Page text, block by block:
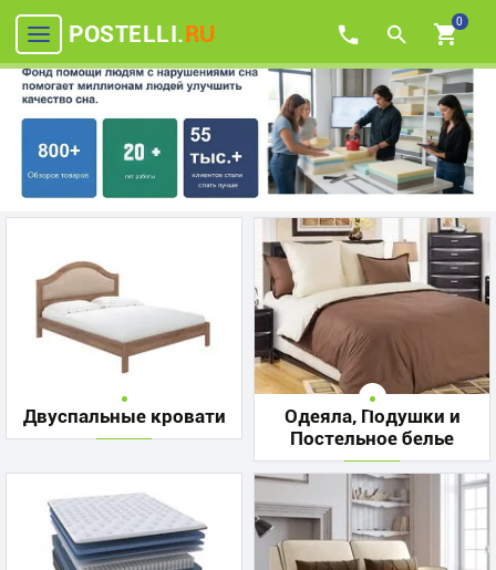
POSTELLI.RU 0
Двуспальные кровати
Одеяла, Подушки и
Постельное белье